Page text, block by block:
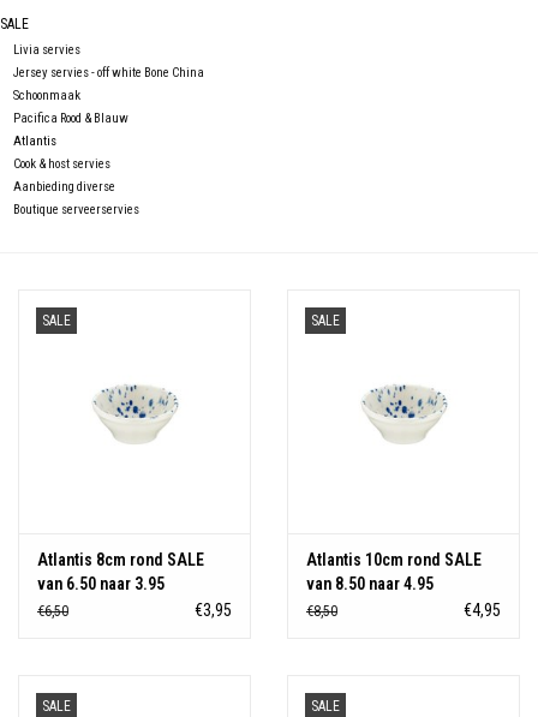
Cadeaubonnen
SALE
Livia servies
Jersey servies - off white Bone China
Schoonmaak
Pacifica Rood & Blauw
Atlantis
Cook & host servies
Aanbieding diverse
Boutique serveerservies
SALE
Atlantis 8cm rond SALE
van 6.50 naar 3.95
€6,50 €3,95
SALE
Atlantis 10cm rond SALE
van 8.50 naar 4.95
€8,50 €4,95
SALE SALE